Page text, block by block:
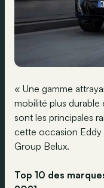
« Une gamme
mobilité plus
sont les principales
cette occasion
Group Belux.
Top 10 des